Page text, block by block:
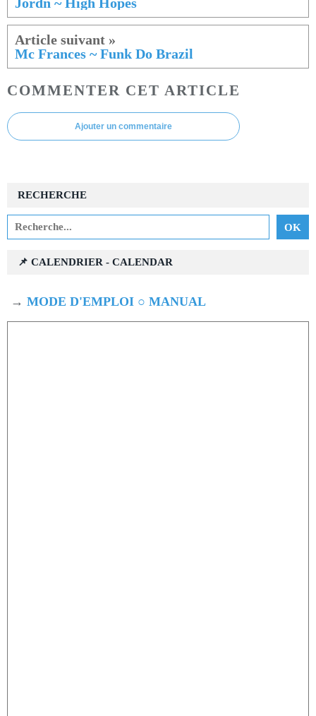
Mc Frances ~ Funk Do Brazil
COMMENTER CET ARTICLE
Ajouter un commentaire
RECHERCHE
📌 CALENDRIER - CALENDAR
→ MODE D'EMPLOI ○ MANUAL